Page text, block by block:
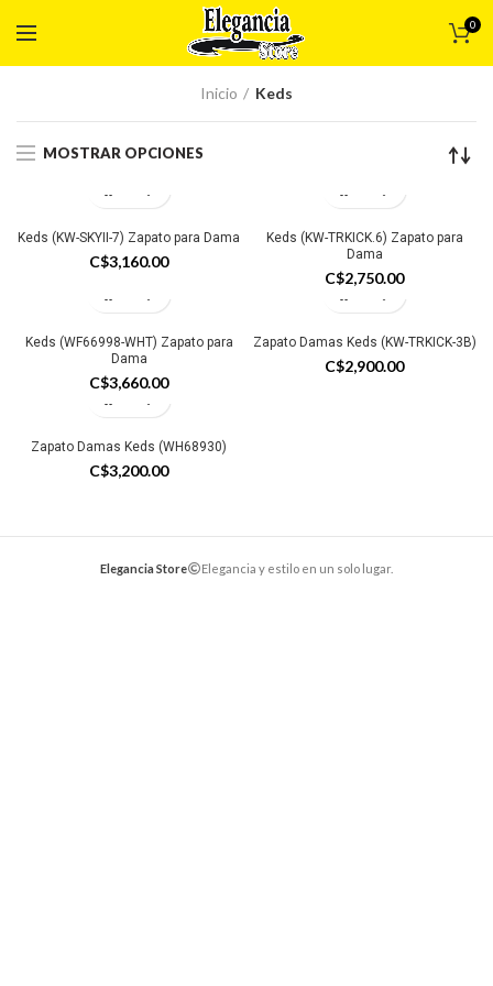
0
Inicio Keds
MOSTRAR OPCIONES
Keds (KW-SKYII-7) Zapato para Dama
C$3,160.00
Keds (KW-TRKICK.6) Zapato para
Dama
C$2,750.00
Keds (WF66998-WHT) Zapato para
Dama
C$3,660.00
Zapato Damas Keds (KW-TRKICK-3B)
C$2,900.00
Zapato Damas Keds (WH68930)
C$3,200.00
Elegancia Store Elegancia y estilo en un solo lugar.